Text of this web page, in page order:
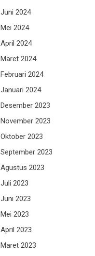
Juni 2024
Mei 2024
April 2024
Maret 2024
Februari 2024
Januari 2024
Desember 2023
November 2023
Oktober 2023
September 2023
Agustus 2023
Juli 2023
Juni 2023
Mei 2023
April 2023
Maret 2023